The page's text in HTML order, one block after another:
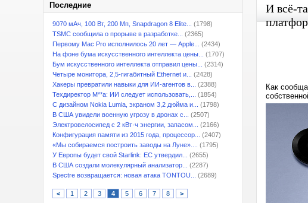
Последние
9070 мАч, 100 Вт, 200 Мп, Snapdragon 8 Elite...
(1798)
TSMC сообщила о прорыве в разработке...
(2365)
Первому Mac Pro исполнилось 20 лет — Apple...
(2434)
На фоне бума искусственного интеллекта цены...
(1707)
Бум искусственного интеллекта отправил цены...
(2314)
Четыре монитора, 2,5-гигабитный Ethernet и...
(2428)
Хакеры превратили навыки для ИИ-агентов в...
(2388)
Техдиректор M**a: ИИ следует использовать,...
(1854)
С дизайном Nokia Lumia, экраном 3,2 дюйма и...
(1798)
В США увидели военную угрозу в дронах с...
(2507)
Электровелосипед с 2 кВт·ч энергии, запасом...
(2166)
Конфигурация памяти из 2015 года, процессор...
(2407)
«Мы собираемся построить заводы на Луне»....
(1795)
У Европы будет свой Starlink: ЕС утвердил...
(2655)
В США создали молекулярный анализатор...
(2287)
Spectre возвращается: новая атака TONTOU...
(2689)
< 1 2 3 4 5 6 7 8 >
И всё-
Как